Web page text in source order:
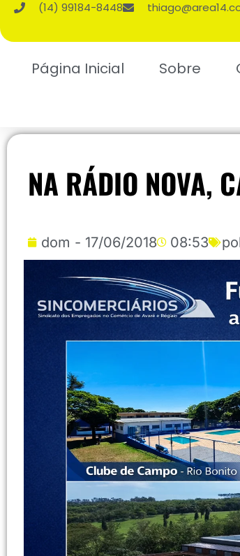
(14) 99184-8448
Página Inicial Sobre
NA RÁDIO NOVA,
dom - 17/06/2018 08:53